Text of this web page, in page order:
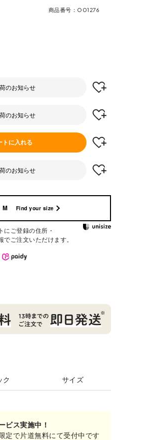
商品番号 O01276
のお知らせ
のお知らせ
トに入れる
のお知らせ
M Find your size
ご登録の住所・
ご注文いただけます。
ク サイズ
ビス実施中！
定で片道無料にて受付中です